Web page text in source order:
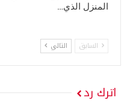
المنزل الذي…
السابق التالي
اترك رد